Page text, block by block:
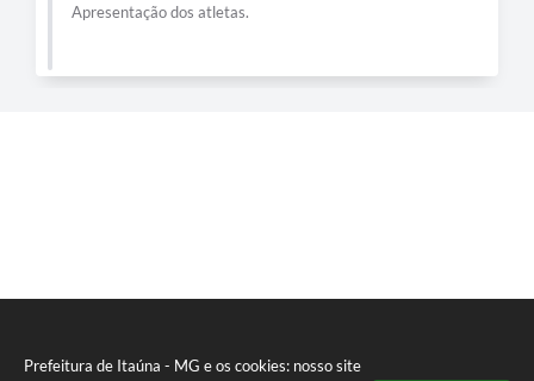
Prefeitura de Itaúna - MG e os cookies: nosso site
Apresentação dos atletas.